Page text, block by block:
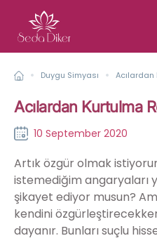
Duygu Simyası Acılardan
Acılardan Kurtulma
10 September 2020
Artık özgür olmak
istemediğim angaryaları
şikayet ediyor musun?
kendini
dayanır. Bunları suçlu